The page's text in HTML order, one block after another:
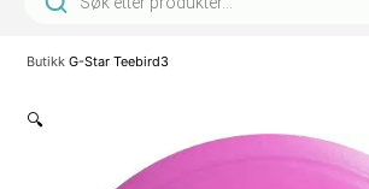
Butikk G-Star Teebird3
🔍